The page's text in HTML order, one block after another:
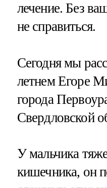
лечение. Без
не справиться.
Сегодня мы
летнем Егоре
города
Свердловской
У мальчика
кишечника, он